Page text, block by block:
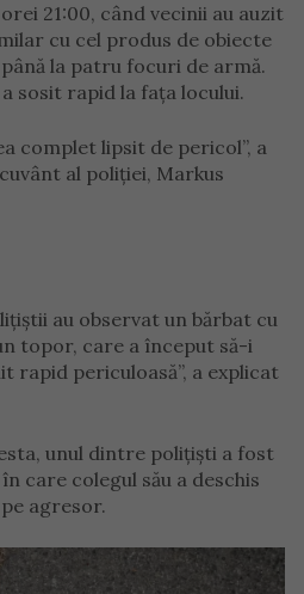
21:00, când vecinii au auzit
cu cel produs de obiecte
la patru focuri de armă.
sosit rapid la fața locului.
complet lipsit de pericol”, a
al poliției, Markus
au observat un bărbat cu
topor, care a început să-i
rapid periculoasă”, a explicat
unul dintre polițiști a fost
care colegul său a deschis
agresor.